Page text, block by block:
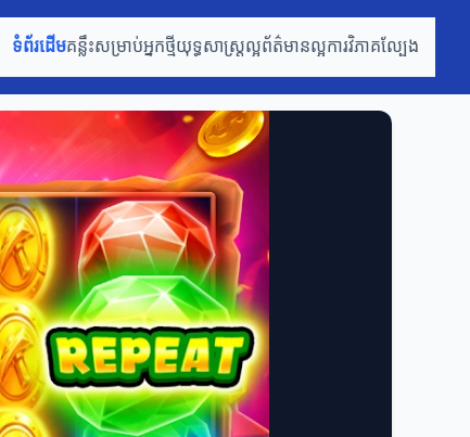
ទំព័រដើមគន្លឹះសម្រាប់អ្នកថ្មីយុទ្ធសាស្ត្រល្អព័ត៌មានល្អការវិភាគល្បែង